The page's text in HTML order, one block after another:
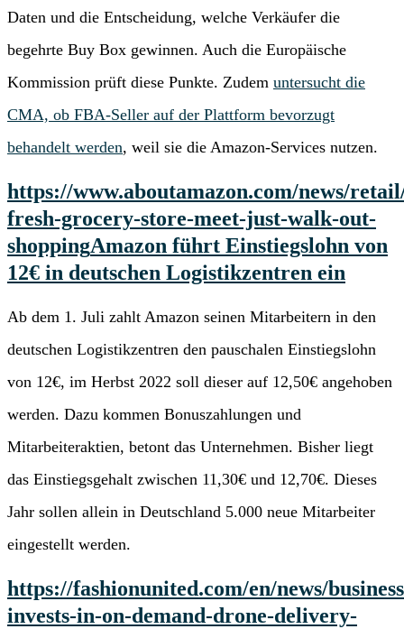
Daten und die Entscheidung, welche Verkäufer die
begehrte Buy Box gewinnen. Auch die Europäische
Kommission prüft diese Punkte. Zudem untersucht die
CMA, ob FBA-Seller auf der Plattform bevorzugt
behandelt werden, weil sie die Amazon-Services nutzen.
https://www.aboutamazon.com/news/
fresh-grocery-store-meet-just-walk-out-
shoppingAmazon führt Einstiegslohn von
12€ in deutschen Logistikzentren ein
Ab dem 1. Juli zahlt Amazon seinen Mitarbeitern in den
deutschen Logistikzentren den pauschalen Einstiegslohn
von 12€, im Herbst 2022 soll dieser auf 12,50€ angehoben
werden. Dazu kommen Bonuszahlungen und
Mitarbeiteraktien, betont das Unternehmen. Bisher liegt
das Einstiegsgehalt zwischen 11,30€ und 12,70€. Dieses
Jahr sollen allein in Deutschland 5.000 neue Mitarbeiter
eingestellt werden.
https://fashionunited.com/en/news/
invests-in-on-demand-drone-delivery-